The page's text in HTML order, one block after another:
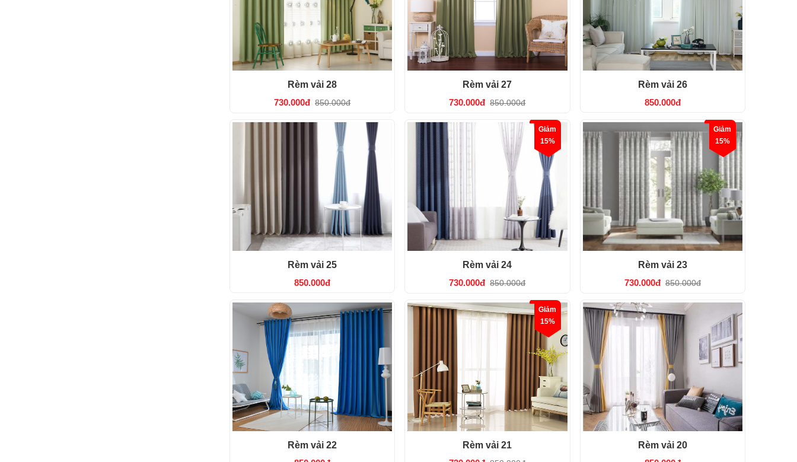
Rèm vải 28
730.000đ 850.000đ
Rèm vải 27
730.000đ 850.000đ
Rèm vải 26
850.000đ
Rèm vải 25
850.000đ
Giảm
15%
Rèm vải 24
730.000đ 850.000đ
Giảm
15%
Rèm vải 23
730.000đ 850.000đ
Rèm vải 22
Giảm
15%
Rèm vải 21
Rèm vải 20